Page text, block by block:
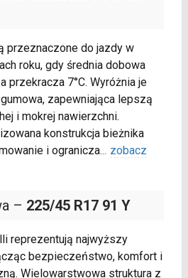
przeznaczone do jazdy w
roku, gdy średnia dobowa
przekracza 7°C. Wyróżnia je
zapewniająca lepszą
i mokrej nawierzchni.
konstrukcja bieżnika
i ogranicza... zobacz
– 225/45 R17 91 Y
reprezentują najwyższy
bezpieczeństwo, komfort i
Wielowarstwowa struktura z